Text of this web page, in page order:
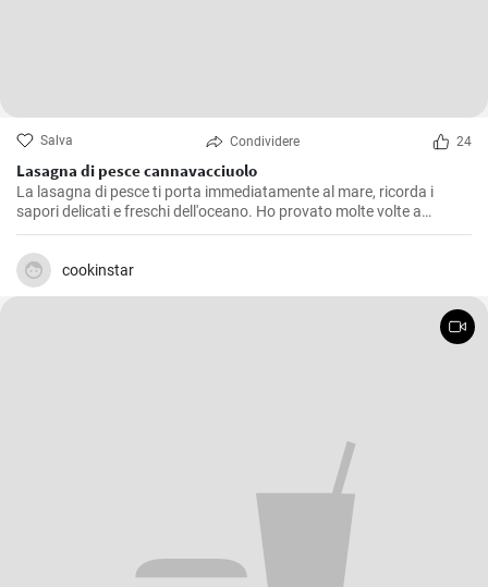
Salva Condividere 24
Lasagna di pesce cannavacciuolo
La lasagna di pesce ti porta immediatamente al mare, ricorda i
sapori delicati e freschi dell'oceano. Ho provato molte volte a
replicare il piatto come il famoso chef Cannavacciuolo, e dopo tanti
tentativi sono riuscito a ottenere un risultato che, modestamente, è
abbastanza sorprendente. La ricetta richiede tempo ed è piuttosto
laboriosa ma ne vale assolutamente la pena. Il trucco è dedicarsi a
cookinstar